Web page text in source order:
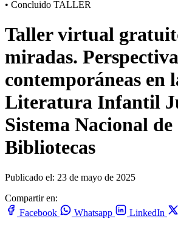
• Concluido TALLER
Taller virtual
miradas.
contemporáneas en
Literatura Infantil
Sistema Nacional de
Bibliotecas
Publicado el: 23 de mayo de 2025
Compartir en:
Facebook
Whatsapp LinkedIn